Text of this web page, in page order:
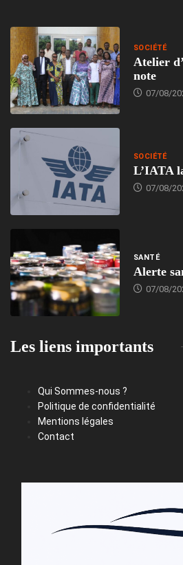
SOCIÉTÉ
Atelier
note
07/08/
SOCIÉTÉ
L’IATA
07/08/
SANTÉ
Alerte
07/08/
Les liens importants
Qui Sommes-nous ?
Politique de confidentialité
Mentions légales
Contact